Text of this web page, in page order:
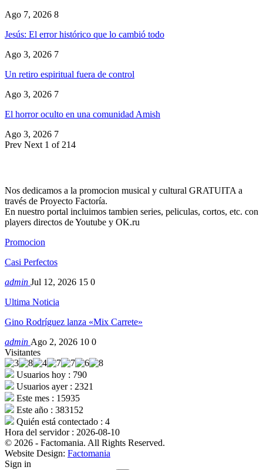
Ago 7, 2026 8
Jesús: El error histórico que lo cambió todo
Ago 3, 2026 7
Un retiro espiritual fuera de control
Ago 3, 2026 7
El horror oculto en una comunidad Amish
Ago 3, 2026 7
Prev Next 1 of 214
Nos dedicamos a la promocion musical y cultural GRATUITA a
través de Proyecto Factoría.
En nuestro portal incluimos tambien series, peliculas, cortos, etc. con
players directos de Youtube y OK.ru
Promocion
Casi Perfectos
admin Jul 12, 2026 15 0
Ultima Noticia
Gino Rodríguez lanza «Mix Carrete»
admin Ago 2, 2026 10 0
Visitantes
Usuarios hoy : 790
Usuarios ayer : 2321
Este mes : 15935
Este año : 383152
Quién está contectado : 4
Hora del servidor : 2026-08-10
© 2026 - Factomania. All Rights Reserved.
Website Design: Factomania
Sign in